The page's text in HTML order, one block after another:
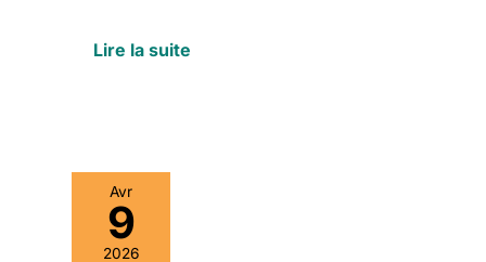
Lire la suite
Avr
9
2026
Test
caméra
syndesmos